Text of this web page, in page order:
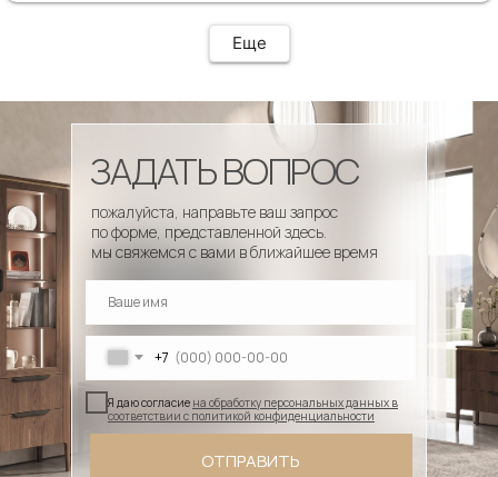
удобством гостей! Особенно приятно было то, что
по запросу выслали образцы тканей обивки и я
сочетающееся с основным текстилем ресторана.
Еще
+7
Я даю согласие на обработку персональных данных в
соответствии с политикой конфиденциальности
ОТПРАВИТЬ
пожалуйста, направьте ваш запрос
по форме, представленной здесь.
мы свяжемся с вами в ближайшее время
ЗАДАТЬ ВОПРОС